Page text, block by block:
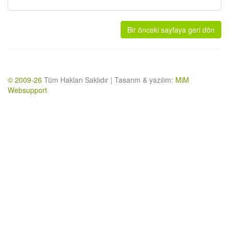
Bir önceki sayfaya geri dön
© 2009-26 Tüm Hakları Saklıdır | Tasarım & yazılım: MiM
Websupport